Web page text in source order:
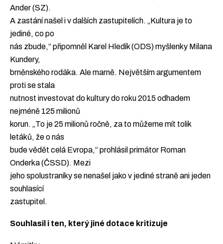
Ander (SZ).
A zastání našel i v dalších zastupitelích. „Kultura je to
jediné, co po
nás zbude,“ připomněl Karel Hledík (ODS) myšlenky Milana
Kundery,
brněnského rodáka. Ale marně. Největším argumentem
proti se stala
nutnost investovat do kultury do roku 2015 odhadem
nejméně 125 milionů
korun. „To je 25 milionů ročně, za to můžeme mít tolik
letáků, že o nás
bude vědět celá Evropa,“ prohlásil primátor Roman
Onderka (ČSSD). Mezi
jeho spolustraníky se nenašel jako v jediné straně ani jeden
souhlasící
zastupitel.
Souhlasil i ten, který jiné dotace kritizuje